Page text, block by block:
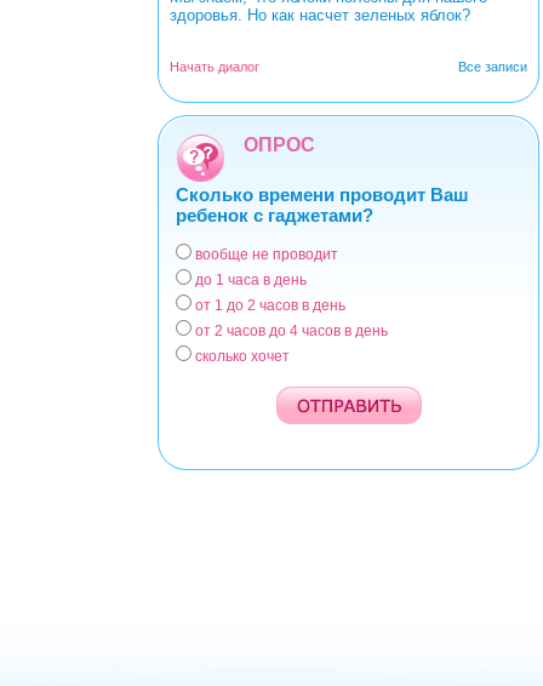
здоровья. Но как насчет зеленых яблок?
Все записи
Начать диалог
ОПРОС
Сколько времени проводит Ваш
ребенок с гаджетами?
Варианты
вообще не проводит
до 1 часа в день
от 1 до 2 часов в день
от 2 часов до 4 часов в день
сколько хочет